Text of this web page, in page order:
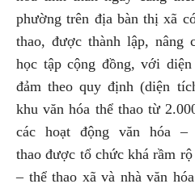
phường trên địa bàn thị xã
thao, được thành lập, nâng
học tập cộng đồng, với
đảm theo quy định (diện
khu văn hóa thể thao từ
các hoạt động văn hóa
thao được tổ chức khá rầm
– thể thao xã và nhà văn